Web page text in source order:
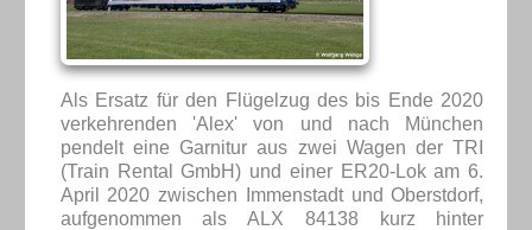
Als Ersatz für den Flügelzug des bis Ende 2020
verkehrenden 'Alex' von und nach München
pendelt eine Garnitur aus zwei Wagen der TRI
(Train Rental GmbH) und einer ER20-Lok am 6.
April 2020 zwischen Immenstadt und Oberstdorf,
aufgenommen als ALX 84138 kurz hinter